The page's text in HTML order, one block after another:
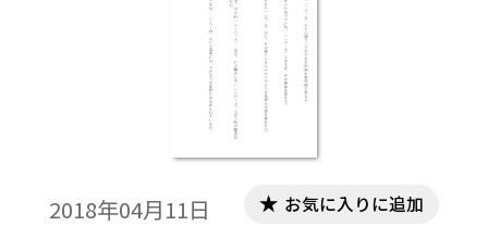
2018年04月11日 お気に入りに追加